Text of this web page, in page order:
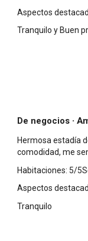
Aspectos
Tranquilo y Buen
De negocios ·
Hermosa estadía
comodidad, me
Habitaciones: 5/
Aspectos
Tranquilo